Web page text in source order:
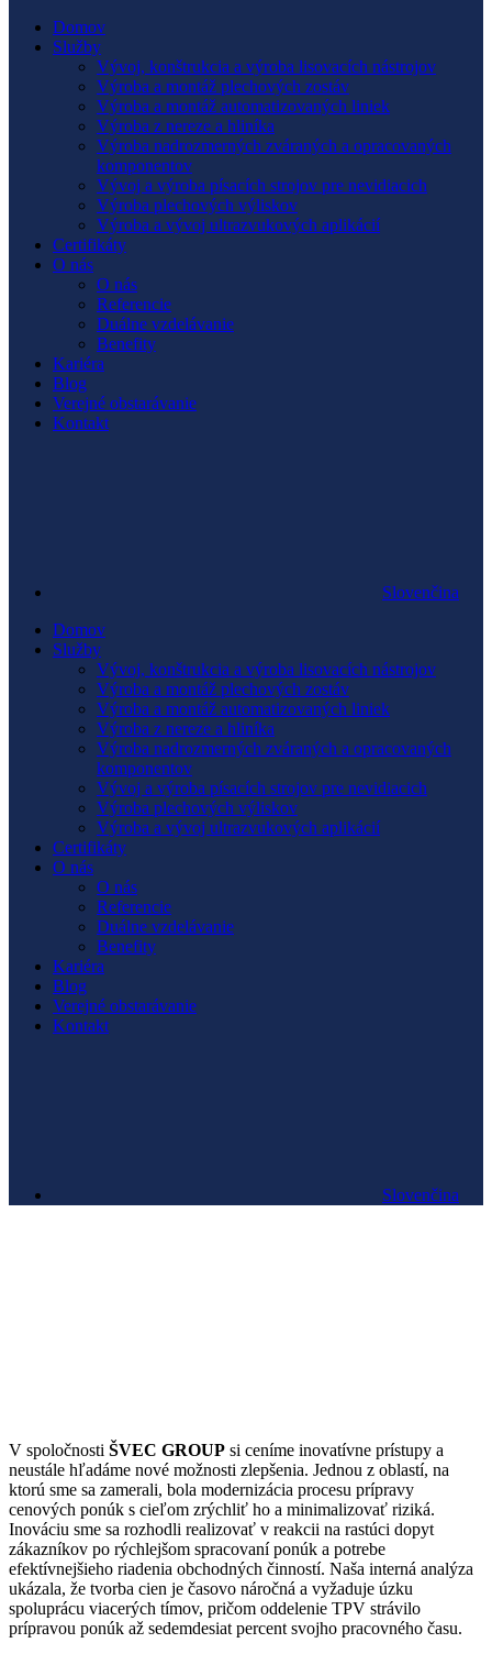
Domov
Služby
Vývoj, konštrukcia a výroba lisovacích nástrojov
Výroba a montáž plechových zostáv
Výroba a montáž automatizovaných liniek
Výroba z nereze a hliníka
Výroba nadrozmerných zváraných a opracovaných
komponentov
Vývoj a výroba písacích strojov pre nevidiacich
Výroba plechových výliskov
Výroba a vývoj ultrazvukových aplikácií
Certifikáty
O nás
O nás
Referencie
Duálne vzdelávanie
Benefity
Kariéra
Blog
Verejné obstarávanie
Kontakt
Slovenčina
Domov
Služby
Vývoj, konštrukcia a výroba lisovacích nástrojov
Výroba a montáž plechových zostáv
Výroba a montáž automatizovaných liniek
Výroba z nereze a hliníka
Výroba nadrozmerných zváraných a opracovaných
komponentov
Vývoj a výroba písacích strojov pre nevidiacich
Výroba plechových výliskov
Výroba a vývoj ultrazvukových aplikácií
Certifikáty
O nás
O nás
Referencie
Duálne vzdelávanie
Benefity
Kariéra
Blog
Verejné obstarávanie
Kontakt
Slovenčina
V spoločnosti ŠVEC GROUP si ceníme inovatívne prístupy a
neustále hľadáme nové možnosti zlepšenia. Jednou z oblastí, na
ktorú sme sa zamerali, bola modernizácia procesu prípravy
cenových ponúk s cieľom zrýchliť ho a minimalizovať riziká.
Inováciu sme sa rozhodli realizovať v reakcii na rastúci dopyt
zákazníkov po rýchlejšom spracovaní ponúk a potrebe
efektívnejšieho riadenia obchodných činností. Naša interná analýza
ukázala, že tvorba cien je časovo náročná a vyžaduje úzku
spoluprácu viacerých tímov, pričom oddelenie TPV strávilo
prípravou ponúk až sedemdesiat percent svojho pracovného času.